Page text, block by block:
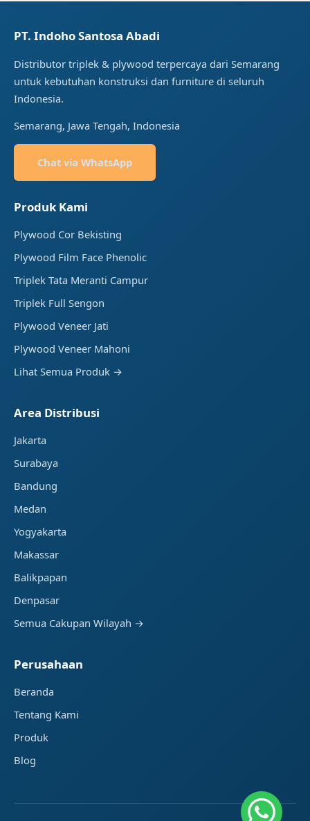
PT. Indoho Santosa Abadi
Distributor triplek & plywood terpercaya dari Semarang
untuk kebutuhan konstruksi dan furniture di seluruh
Indonesia.
Semarang, Jawa Tengah, Indonesia
Chat via WhatsApp
Produk Kami
Plywood Cor Bekisting
Plywood Film Face Phenolic
Triplek Tata Meranti Campur
Triplek Full Sengon
Plywood Veneer Jati
Plywood Veneer Mahoni
Lihat Semua Produk →
Area Distribusi
Jakarta
Surabaya
Bandung
Medan
Yogyakarta
Makassar
Balikpapan
Denpasar
Semua Cakupan Wilayah →
Perusahaan
Beranda
Tentang Kami
Produk
Blog